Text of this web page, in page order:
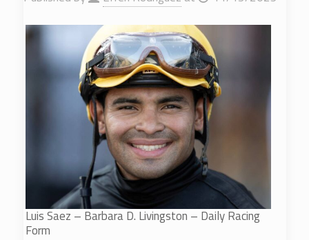
Luis Saez – Barbara D. Livingston – Daily Racing
Form